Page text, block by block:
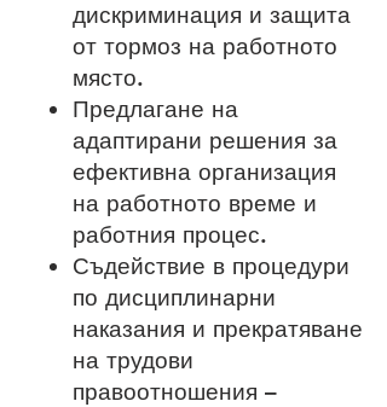
дискриминация и защита
от тормоз на работното
място.
Предлагане на
адаптирани решения за
ефективна организация
на работното време и
работния процес.
Съдействие в процедури
по дисциплинарни
наказания и прекратяване
на трудови
правоотношения –